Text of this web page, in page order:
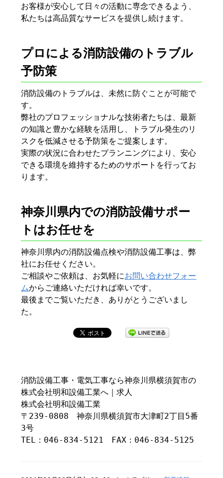
お客様が安心して日々の活動に専念できるよう、
私たちは高品質なサービスを提供し続けます。
プロによる消防設備のトラブル
予防策
消防設備のトラブルは、未然に防ぐことが可能で
す。
弊社のプロフェッショナルな技術者たちは、最新
の知識と豊かな経験を活用し、トラブル発生のリ
スクを低減させる予防策をご提案します。
実際の状況に合わせたプランニングにより、安心
できる環境を維持するためのサポートを行ってお
ります。
神奈川県内での消防設備サポー
トはお任せを
神奈川県内の消防設備点検や消防設備工事は、弊
社にお任せください。
ご相談やご依頼は、お気軽にお問い合わせフォー
ムからご連絡いただければ幸いです。
最後までご覧いただき、ありがとうございまし
た。
消防設備工事・電気工事なら神奈川県横須賀市の
株式会社明和設備工業へ｜求人
株式会社明和設備工業
〒239-0808 神奈川県横須賀市大津町2丁目5番
3号
TEL：046-834-5121 FAX：046-834-5125